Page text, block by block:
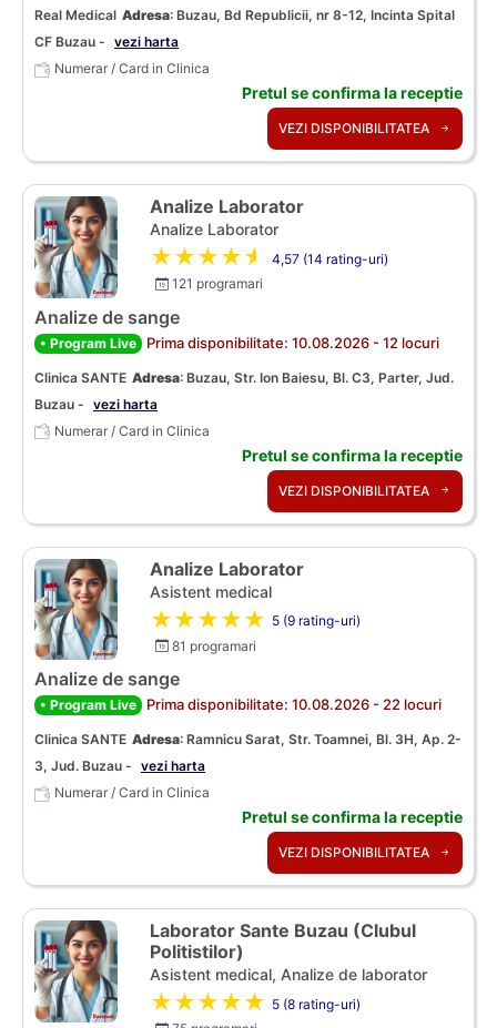
Real Medical Adresa: Buzau, Bd Republicii, nr 8-12, Incinta Spital
CF Buzau - vezi harta
Numerar / Card in Clinica
Pretul se confirma la receptie
VEZI DISPONIBILITATEA
Analize Laborator
Analize Laborator
★★★★★
4,57 (14 rating-uri)
121 programari
Analize de sange
• Program Live Prima disponibilitate: 10.08.2026 - 12 locuri
Clinica SANTE Adresa: Buzau, Str. Ion Baiesu, Bl. C3, Parter, Jud.
Buzau - vezi harta
Numerar / Card in Clinica
Pretul se confirma la receptie
VEZI DISPONIBILITATEA
Analize Laborator
Asistent medical
★★★★★ 5 (9 rating-uri)
81 programari
Analize de sange
• Program Live Prima disponibilitate: 10.08.2026 - 22 locuri
Clinica SANTE Adresa: Ramnicu Sarat, Str. Toamnei, Bl. 3H, Ap. 2-
3, Jud. Buzau - vezi harta
Numerar / Card in Clinica
Pretul se confirma la receptie
VEZI DISPONIBILITATEA
Laborator Sante Buzau (Clubul
Politistilor)
Asistent medical, Analize de laborator
★★★★★ 5 (8 rating-uri)